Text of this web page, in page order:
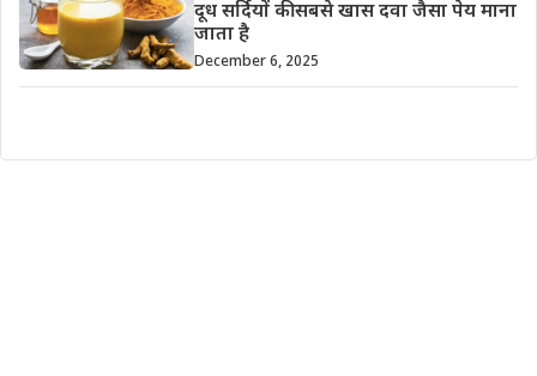
दूध सर्दियों की सबसे खास दवा जैसा पेय माना
जाता है
December 6, 2025